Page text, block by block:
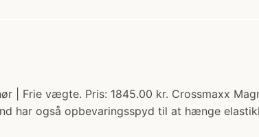
| Frie vægte. Pris: 1845.00 kr. Crossmaxx
har også opbevaringsspyd til at hænge